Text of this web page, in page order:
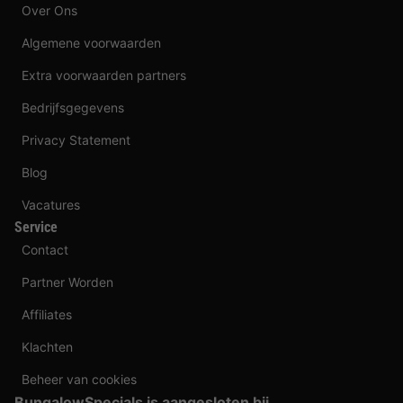
Over Ons
Algemene voorwaarden
Extra voorwaarden partners
Bedrijfsgegevens
Privacy Statement
Blog
Vacatures
Service
Contact
Partner Worden
Affiliates
Klachten
Beheer van cookies